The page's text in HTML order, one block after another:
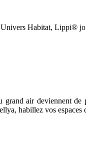
Habitat, Lippi®
air deviennent
habillez vos espaces